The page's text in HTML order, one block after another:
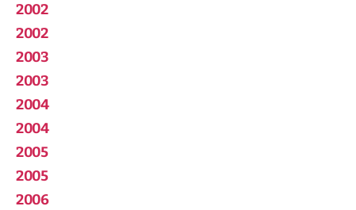
2002
2002
2003
2003
2004
2004
2005
2005
2006